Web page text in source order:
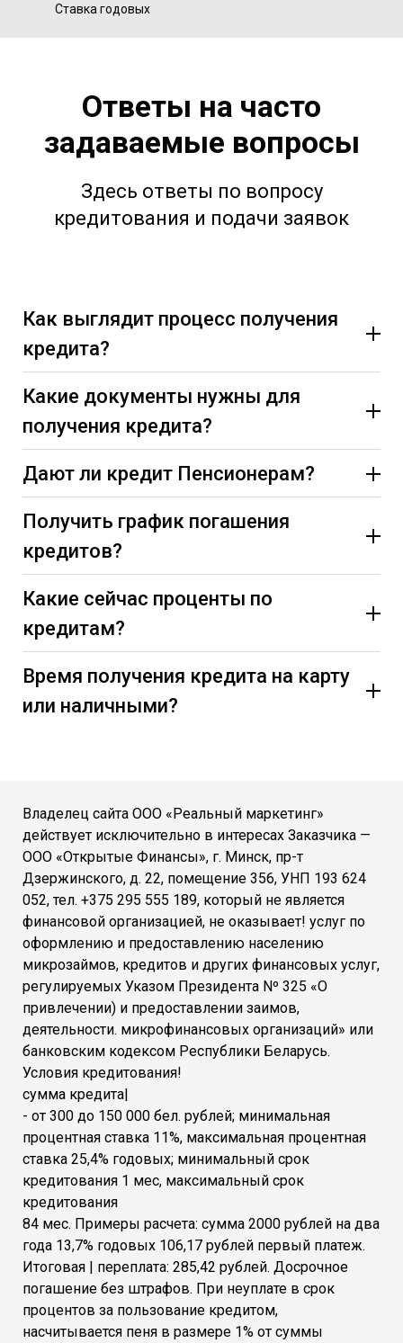
Ставка годовых
Ответы на часто
задаваемые вопросы
Здесь ответы по вопросу
кредитования и подачи заявок
Как выглядит процесс получения
кредита?
Какие документы нужны для
получения кредита?
Дают ли кредит Пенсионерам?
Получить график погашения
кредитов?
Какие сейчас проценты по
кредитам?
Время получения кредита на карту
или наличными?
Владелец сайта ООО «Реальный маркетинг»
действует исключительно в интересах Заказчика —
ООО «Открытые Финансы», г. Минск, пр-т
Дзержинского, д. 22, помещение 356, УНП 193 624
052, тел. +375 295 555 189, который не является
финансовой организацией, не оказывает! услуг по
оформлению и предоставлению населению
микрозаймов, кредитов и других финансовых услуг,
регулируемых Указом Президента Nº 325 «О
привлечении) и предоставлении заимов,
деятельности. микрофинансовых организаций» или
банковским кодексом Республики Беларусь.
Условия кредитования!
сумма кредита|
- от 300 до 150 000 бел. рублей; минимальная
процентная ставка 11%, максимальная процентная
ставка 25,4% годовых; минимальный срок
кредитования 1 мес, максимальный срок
кредитования
84 мес. Примеры расчета: сумма 2000 рублей на два
года 13,7% годовых 106,17 рублей первый платеж.
Итоговая | переплата: 285,42 рублей. Досрочное
погашение без штрафов. При неуплате в срок
процентов за пользование кредитом,
насчитывается пеня в размере 1% от суммы